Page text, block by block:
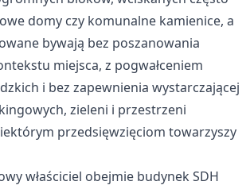
domy czy komunalne kamienice, a
bywają bez poszanowania
miejsca, z pogwałceniem
i bez zapewnienia wystarczającej
zieleni i przestrzeni
przedsięwzięciom towarzyszy
właściciel obejmie budynek SDH